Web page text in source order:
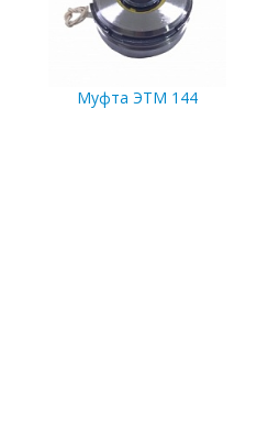
Муфта ЭТМ 144